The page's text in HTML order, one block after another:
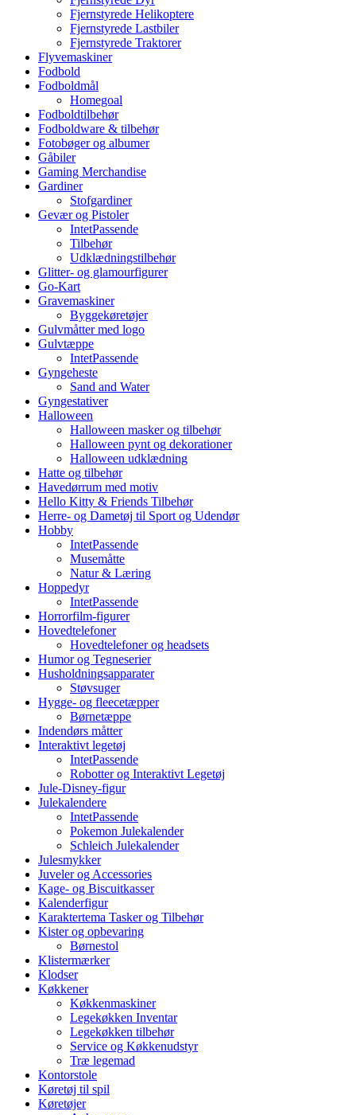
Fjernstyrede Helikoptere
Fjernstyrede Lastbiler
Fjernstyrede Traktorer
Flyvemaskiner
Fodbold
Fodboldmål
Homegoal
Fodboldtilbehør
Fodboldware & tilbehør
Fotobøger og albumer
Gåbiler
Gaming Merchandise
Gardiner
Stofgardiner
Gevær og Pistoler
IntetPassende
Tilbehør
Udklædningstilbehør
Glitter- og glamourfigurer
Go-Kart
Gravemaskiner
Byggekøretøjer
Gulvmåtter med logo
Gulvtæppe
IntetPassende
Gyngeheste
Sand and Water
Gyngestativer
Halloween
Halloween masker og tilbehør
Halloween pynt og dekorationer
Halloween udklædning
Hatte og tilbehør
Havedørrum med motiv
Hello Kitty & Friends Tilbehør
Herre- og Dametøj til Sport og Udendør
Hobby
IntetPassende
Musemåtte
Natur & Læring
Hoppedyr
IntetPassende
Horrorfilm-figurer
Hovedtelefoner
Hovedtelefoner og headsets
Humor og Tegneserier
Husholdningsapparater
Støvsuger
Hygge- og fleecetæpper
Børnetæppe
Indendørs måtter
Interaktivt legetøj
IntetPassende
Robotter og Interaktivt Legetøj
Jule-Disney-figur
Julekalendere
IntetPassende
Pokemon Julekalender
Schleich Julekalender
Julesmykker
Juveler og Accessories
Kage- og Biscuitkasser
Kalenderfigur
Karaktertema Tasker og Tilbehør
Kister og opbevaring
Børnestol
Klistermærker
Klodser
Køkkener
Køkkenmaskiner
Legekøkken Inventar
Legekøkken tilbehør
Service og Køkkenudstyr
Træ legemad
Kontorstole
Køretøj til spil
Køretøjer